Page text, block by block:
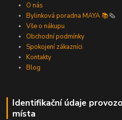
O nás
Bylinková poradna MAYA 📚🗞️
Vše o nákupu
Obchodní podmínky
Spokojení zákazníci
Kontakty
Blog
Identifikační údaje
místa